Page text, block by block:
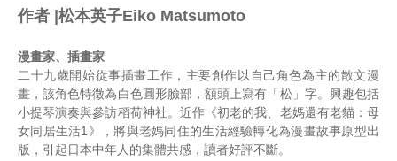
作者 |松本英子Eiko Matsumoto
漫畫家、插畫家
二十九歲開始從事插畫工作，主要創作以自己角色為主的散文漫
畫，該角色特徵為白色圓形臉部，額頭上寫有「松」字。興趣包括
小提琴演奏與參訪稻荷神社。近作《初老的我、老媽還有老貓：母
女同居生活1》，將與老媽同住的生活經驗轉化為漫畫故事原型出
版，引起日本中年人的集體共感，讀者好評不斷。